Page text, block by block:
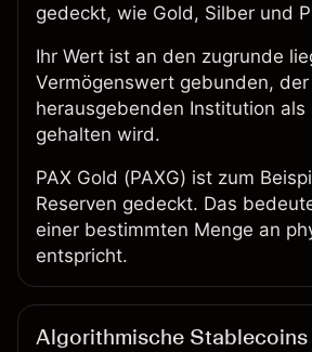
gedeckt, wie Gold, Silber und
Ihr Wert ist an den zugrunde
Vermögenswert gebunden,
herausgebenden Institution als
gehalten wird.
PAX Gold (PAXG) ist zum
Reserven gedeckt. Das
einer bestimmten Menge an
entspricht.
Algorithmische Stablecoins